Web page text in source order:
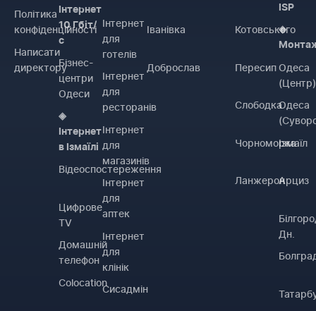
Політика
конфіденційності
Написати
директору
Інтернет
10 Гбіт/
с
Бізнес-
центри
Одеси
◈
Інтернет
в Ізмаїлі
Відеоспостереження
Цифрове
TV
Домашній
телефон
Colocation
Інтернет
для
готелів
Інтернет
для
ресторанів
Інтернет
для
магазинів
Інтернет
для
аптек
Інтернет
для
клінік
Сисадмін
Іванівка
Доброслав
Котовського
Пересип
Слободка
Чорноморка
Ланжерон
ISP
◈
Одеса
(Центр)
Одеса
Ізмаїл
Арциз
Дн.